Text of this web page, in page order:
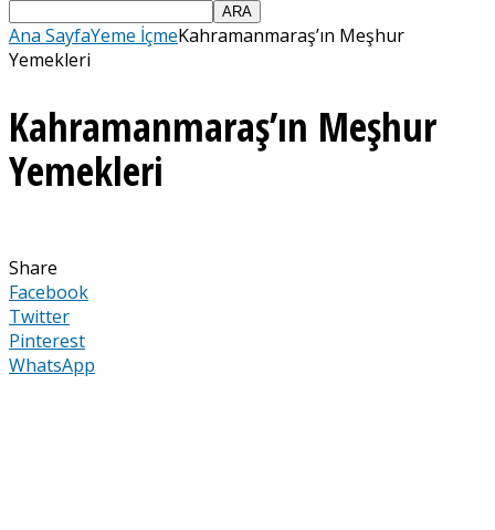
Ana SayfaYeme İçmeKahramanmaraş’ın Meşhur
Yemekleri
Kahramanmaraş’ın Meşhur
Yemekleri
Share
Facebook
Twitter
Pinterest
WhatsApp